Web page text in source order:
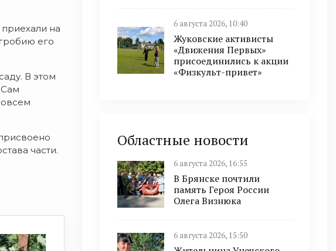
на
его
В этом
части.
6 августа 2026, 10:40
Жуковские активисты
«Движения Первых»
присоединились к акции
«Физкульт-привет»
Областные новости
6 августа 2026, 16:55
В Брянске почтили
память Героя России
Олега Визнюка
6 августа 2026, 15:50